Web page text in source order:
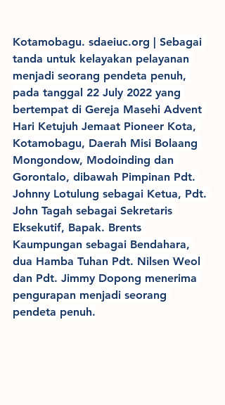
Kotamobagu. sdaeiuc.org | Sebagai
tanda untuk kelayakan pelayanan
menjadi seorang pendeta penuh,
pada tanggal 22 July 2022 yang
bertempat di Gereja Masehi Advent
Hari Ketujuh Jemaat Pioneer Kota,
Kotamobagu, Daerah Misi Bolaang
Mongondow, Modoinding dan
Gorontalo, dibawah Pimpinan Pdt.
Johnny Lotulung sebagai Ketua, Pdt.
John Tagah sebagai Sekretaris
Eksekutif, Bapak. Brents
Kaumpungan sebagai Bendahara,
dua Hamba Tuhan Pdt. Nilsen Weol
dan Pdt. Jimmy Dopong menerima
pengurapan menjadi seorang
pendeta penuh.